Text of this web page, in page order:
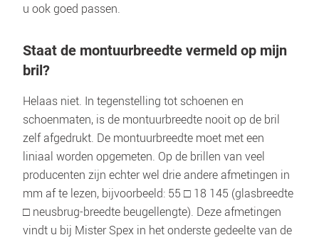
u ook goed passen.
Staat de montuurbreedte vermeld op mijn
bril?
Helaas niet. In tegenstelling tot schoenen en
schoenmaten, is de montuurbreedte nooit op de bril
zelf afgedrukt. De montuurbreedte moet met een
liniaal worden opgemeten. Op de brillen van veel
producenten zijn echter wel drie andere afmetingen in
mm af te lezen, bijvoorbeeld: 55 □ 18 145 (glasbreedte
□ neusbrug-breedte beugellengte). Deze afmetingen
vindt u bij Mister Spex in het onderste gedeelte van de